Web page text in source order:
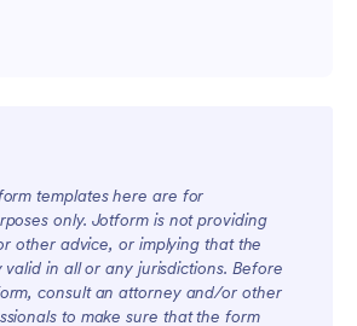
templates here are for
only. Jotform is not providing
other advice, or implying that the
in all or any jurisdictions. Before
consult an attorney and/or other
to make sure that the form